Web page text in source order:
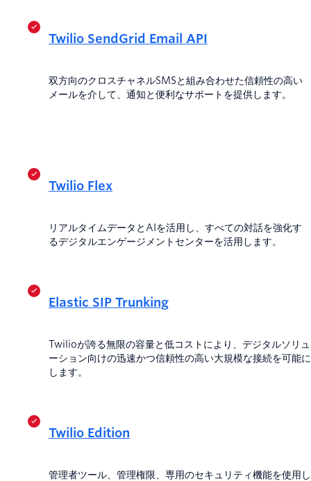
Twilio SendGrid Email API
双方向のクロスチャネルSMSと組み合わせた信頼性の高い
メールを介して、通知と便利なサポートを提供します。
Twilio Flex
リアルタイムデータとAIを活用し、すべての対話を強化す
るデジタルエンゲージメントセンターを活用します。
Elastic SIP Trunking
Twilioが誇る無限の容量と低コストにより、デジタルソリュ
ーション向けの迅速かつ信頼性の高い大規模な接続を可能に
します。
Twilio Edition
管理者ツール、管理権限、専用のセキュリティ機能を使用し